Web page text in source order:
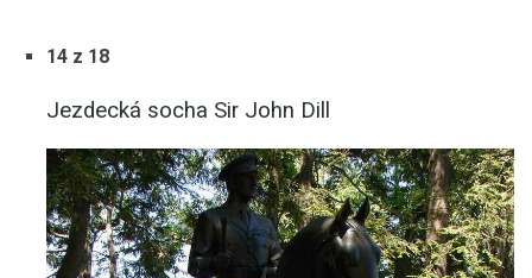
14 z 18
Jezdecká socha Sir John Dill